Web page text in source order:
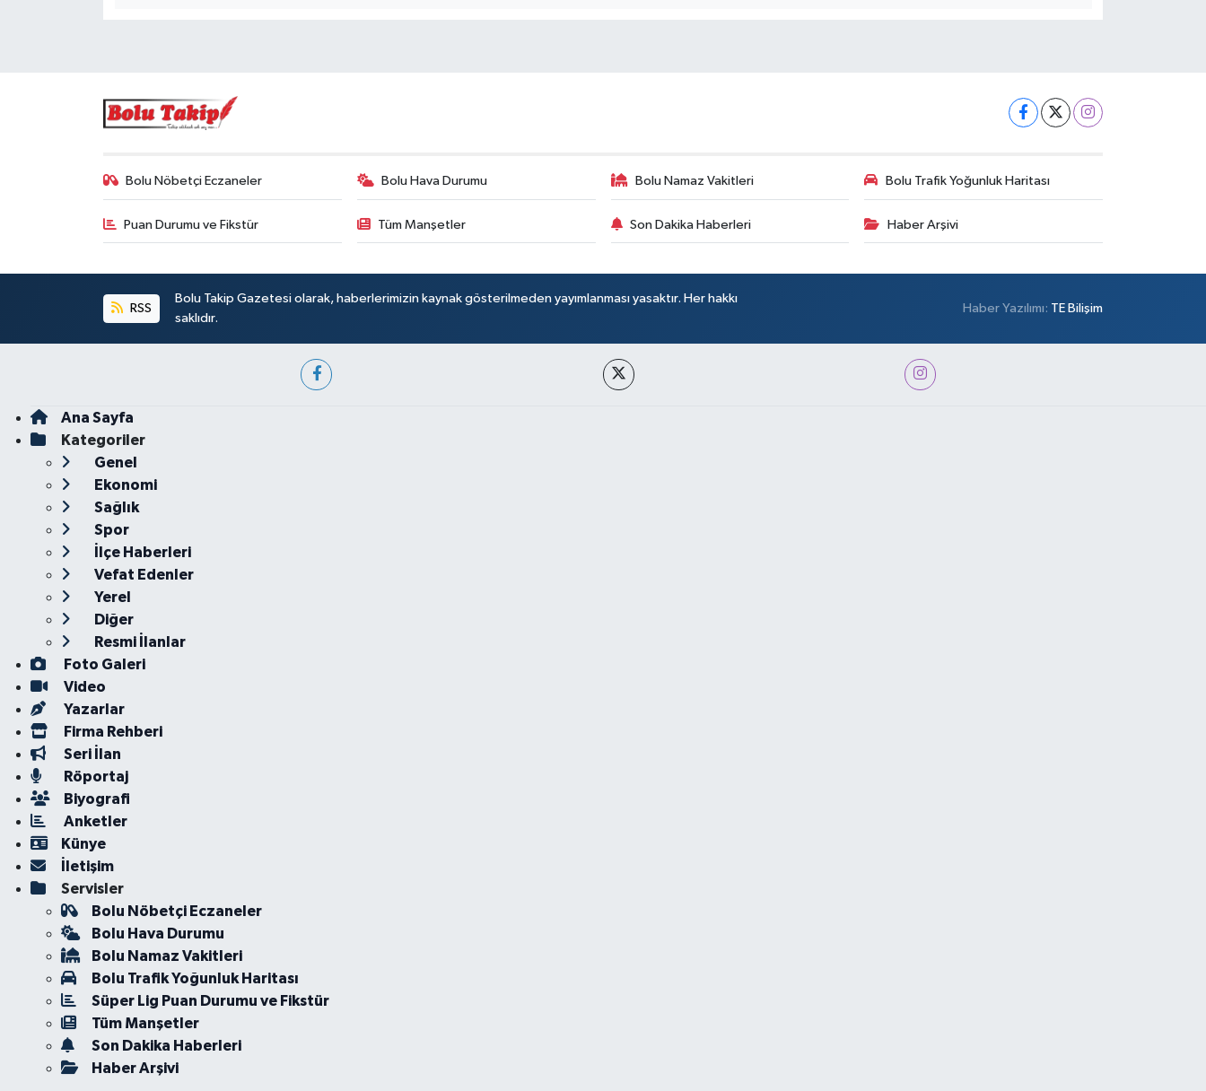
Bolu Nöbetçi Eczaneler Bolu Hava Durumu Bolu Namaz Vakitleri Bolu Trafik Yoğunluk Haritası
Puan Durumu ve Fikstür Tüm Manşetler Son Dakika Haberleri Haber Arşivi
RSS
Bolu Takip Gazetesi olarak, haberlerimizin kaynak gösterilmeden yayımlanması yasaktır. Her hakkı
saklıdır.
Haber Yazılımı: TE Bilişim
Ana Sayfa
Kategoriler
Genel
Ekonomi
Sağlık
Spor
İlçe Haberleri
Vefat Edenler
Yerel
Diğer
Resmi İlanlar
Foto Galeri
Video
Yazarlar
Firma Rehberi
Seri İlan
Röportaj
Biyografi
Anketler
Künye
İletişim
Servisler
Bolu Nöbetçi Eczaneler
Bolu Hava Durumu
Bolu Namaz Vakitleri
Bolu Trafik Yoğunluk Haritası
Süper Lig Puan Durumu ve Fikstür
Tüm Manşetler
Son Dakika Haberleri
Haber Arşivi